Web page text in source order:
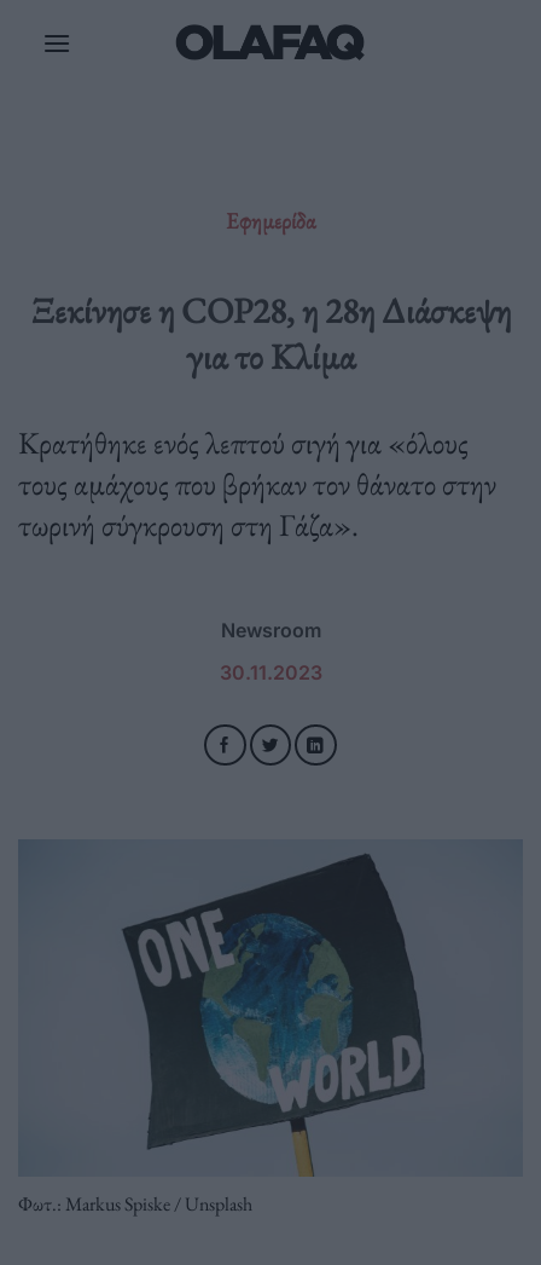
Εφημερίδα
Ξεκίνησε η COP28, η 28η Διάσκεψη
για το Κλίμα
Κρατήθηκε ενός λεπτού σιγή για «όλους
τους αμάχους που βρήκαν τον θάνατο στην
τωρινή σύγκρουση στη Γάζα».
Newsroom
30.11.2023
Φωτ.: Markus Spiske / Unsplash